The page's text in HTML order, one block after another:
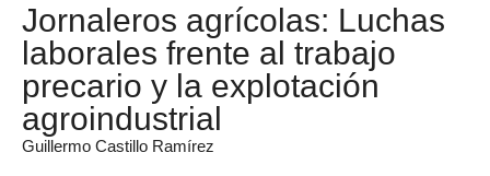
Jornaleros agrícolas: Luchas
laborales frente al trabajo
precario y la explotación
agroindustrial
Guillermo Castillo Ramírez